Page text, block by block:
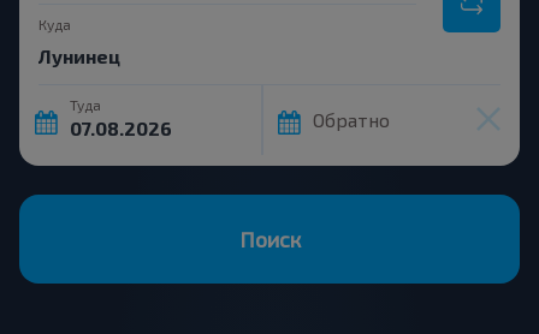
Куда
Туда
Обратно
Поиск